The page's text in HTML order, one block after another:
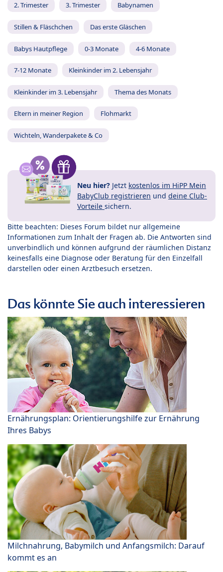
2. Trimester 3. Trimester Babynamen
Stillen & Fläschchen Das erste Gläschen
Babys Hautpflege 0-3 Monate 4-6 Monate
7-12 Monate Kleinkinder im 2. Lebensjahr
Kleinkinder im 3. Lebensjahr Thema des Monats
Eltern in meiner Region Flohmarkt
Wichteln, Wanderpakete & Co
Neu hier? Jetzt kostenlos im HiPP Mein
BabyClub registrieren und deine Club-
Vorteile sichern.
Bitte beachten: Dieses Forum bildet nur allgemeine
Informationen zum Inhalt der Fragen ab. Die Antworten sind
unverbindlich und können aufgrund der räumlichen Distanz
keinesfalls eine Diagnose oder Beratung für den Einzelfall
darstellen oder einen Arztbesuch ersetzen.
Das könnte Sie auch interessieren
Ernährungsplan: Orientierungshilfe zur Ernährung
Ihres Babys
Milchnahrung, Babymilch und Anfangsmilch: Darauf
kommt es an